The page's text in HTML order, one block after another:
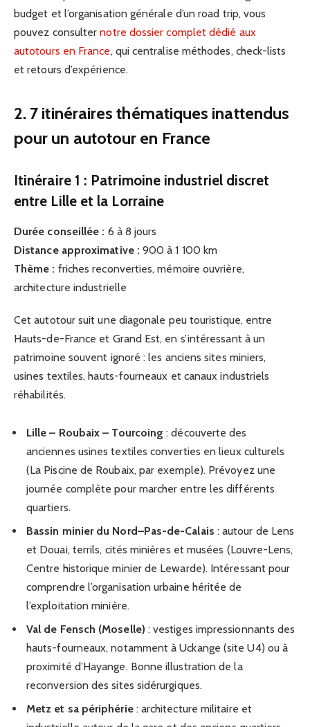
budget et l’organisation générale d’un road trip, vous
pouvez consulternotre dossier complet dédié aux
autotours en France, qui centralise méthodes, check-lists
et retours d’expérience.
2. 7 itinéraires thématiques inattendus
pour un autotour en France
Itinéraire 1 : Patrimoine industriel discret
entre Lille et la Lorraine
Durée conseillée : 6 à 8 jours
Distance approximative : 900 à 1 100 km
Thème : friches reconverties, mémoire ouvrière,
architecture industrielle
Cet autotour suit une diagonale peu touristique, entre
Hauts-de-France et Grand Est, en s’intéressant à un
patrimoine souvent ignoré : les anciens sites miniers,
usines textiles, hauts-fourneaux et canaux industriels
réhabilités.
Lille – Roubaix – Tourcoing : découverte des
anciennes usines textiles converties en lieux culturels
(La Piscine de Roubaix, par exemple). Prévoyez une
journée complète pour marcher entre les différents
quartiers.
Bassin minier du Nord–Pas-de-Calais : autour de Lens
et Douai, terrils, cités minières et musées (Louvre-Lens,
Centre historique minier de Lewarde). Intéressant pour
comprendre l’organisation urbaine héritée de
l’exploitation minière.
Val de Fensch (Moselle) : vestiges impressionnants des
hauts-fourneaux, notamment à Uckange (site U4) ou à
proximité d’Hayange. Bonne illustration de la
reconversion des sites sidérurgiques.
Metz et sa périphérie: architecture militaire et